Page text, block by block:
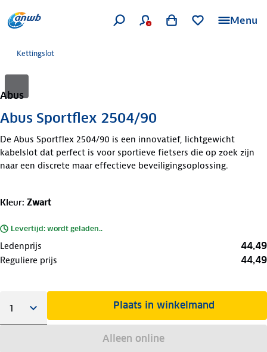
Menu
Kettingslot
Abus
Abus Sportflex 2504/90
De Abus Sportflex 2504/90 is een innovatief, lichtgewicht
kabelslot dat perfect is voor sportieve fietsers die op zoek zijn
naar een discrete maar effectieve beveiligingsoplossing.
Kleur: Zwart
Levertijd: wordt geladen..
Ledenprijs 44,49
Reguliere prijs 44,49
Plaats in winkelmand
Alleen online